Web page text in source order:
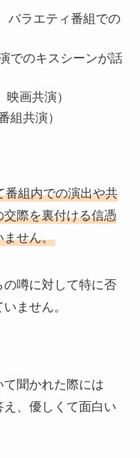
バラエティ番組での
でのキスシーンが話
画共演）
組共演）
番組内での演出や共
際を裏付ける信憑
ません。
噂に対して特に否
ません。
聞かれた際には
え、優しくて面白い